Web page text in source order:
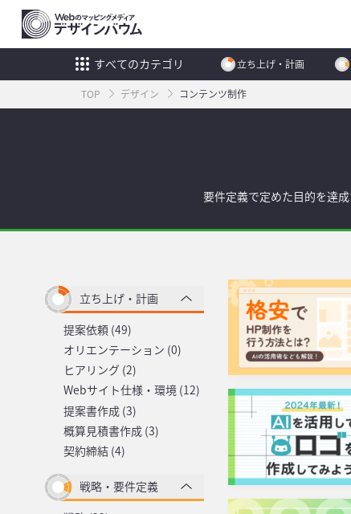
すべてのカテゴリ 立ち上げ・計画
TOP デザイン コンテンツ制作
要件定義で定めた目的を達
立ち上げ・計画
提案依頼 (49)
オリエンテーション (0)
ヒアリング (2)
Webサイト仕様・環境 (12)
提案書作成 (3)
概算見積書作成 (3)
契約締結 (4)
戦略・要件定義